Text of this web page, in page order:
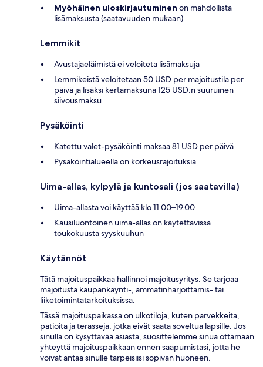
Myöhäinen uloskirjautuminen on mahdollista
lisämaksusta (saatavuuden mukaan)
Lemmikit
Avustajaeläimistä ei veloiteta lisämaksuja
Lemmikeistä veloitetaan 50 USD per majoitustila per
päivä ja lisäksi kertamaksuna 125 USD:n suuruinen
siivousmaksu
Pysäköinti
Katettu valet-pysäköinti maksaa 81 USD per päivä
Pysäköintialueella on korkeusrajoituksia
Uima-allas, kylpylä ja kuntosali (jos saatavilla)
Uima-allasta voi käyttää klo 11.00–19.00
Kausiluontoinen uima-allas on käytettävissä
toukokuusta syyskuuhun
Käytännöt
Tätä majoituspaikkaa hallinnoi majoitusyritys. Se tarjoaa
majoitusta kaupankäynti-, ammatinharjoittamis- tai
liiketoimintatarkoituksissa.
Tässä majoituspaikassa on ulkotiloja, kuten parvekkeita,
patioita ja terasseja, jotka eivät saata soveltua lapsille. Jos
sinulla on kysyttävää asiasta, suosittelemme sinua ottamaan
yhteyttä majoituspaikkaan ennen saapumistasi, jotta he
voivat antaa sinulle tarpeisiisi sopivan huoneen.